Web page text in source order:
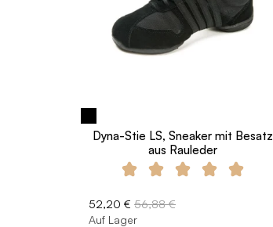
Dyna-Stie LS, Sneaker mit Besatz
aus Rauleder
52,20 € 56,88 €
Auf Lager